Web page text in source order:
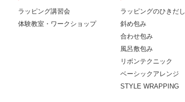
ラッピング講習会
体験教室・ワークショップ
ラッピングのひきだし
斜め包み
合わせ包み
風呂敷包み
リボンテクニック
ベーシックアレンジ
STYLE WRAPPING